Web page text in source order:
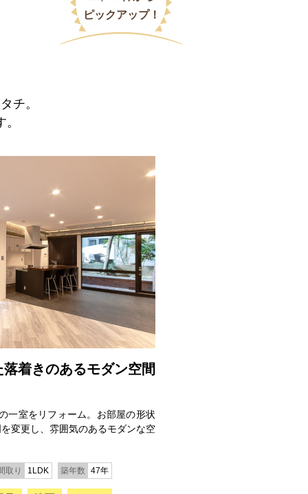
ピックアップ！
チ。
着きのあるモダン空間
一室をリフォーム。お部屋の形状
変更し、雰囲気のあるモダンな空
取り 1LDK 築年数 47年